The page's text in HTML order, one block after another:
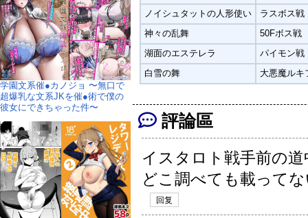
ノイシュタットの人形使い
ラスボス戦
神々の乱舞
50Fボス戦
湖面のエステレラ
パイモン戦
白雪の舞
大悪魔ルキ
評論區
イスタロト戦手前の
どこ調べても載って
回复
学園文系催●カノジョ 〜無口で
超爆乳な文系JKを催●術で僕の
彼女にできちゃった件〜